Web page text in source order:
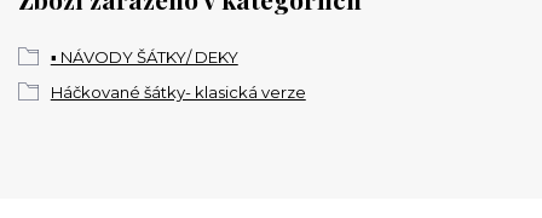
▪️ NÁVODY ŠÁTKY/ DEKY
Háčkované šátky- klasická verze